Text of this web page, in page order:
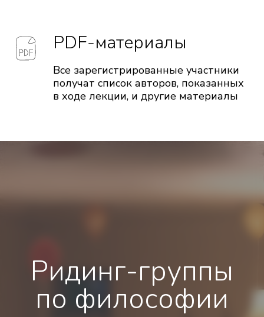
PDF-материалы
Все зарегистрированные участники
получат список авторов, показанных
в ходе лекции, и другие материалы